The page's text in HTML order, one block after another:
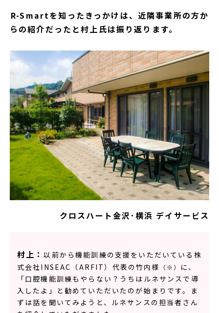
――R-Smartを知ったきっかけは、近隣事業所の方か
らの紹介だったと村上氏は振り返ります。
村上：以前から機能訓練の支援をいただいている株
式会社INSEAC（ARFIT）代表の竹内様
（※）
に、
「口腔機能訓練もやらない？うちはルネサンスで導
入したよ」と勧めていただいたのが始まりです。ま
ずは話を聞いてみようと、ルネサンスの担当者さん
クロスハート金沢･横浜 デイサービス